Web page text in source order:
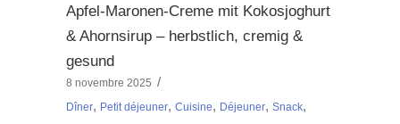
Apfel-Maronen-Creme mit Kokosjoghurt
& Ahornsirup – herbstlich, cremig &
gesund
8 novembre 2025
Dîner, Petit déjeuner, Cuisine, Déjeuner, Snack,